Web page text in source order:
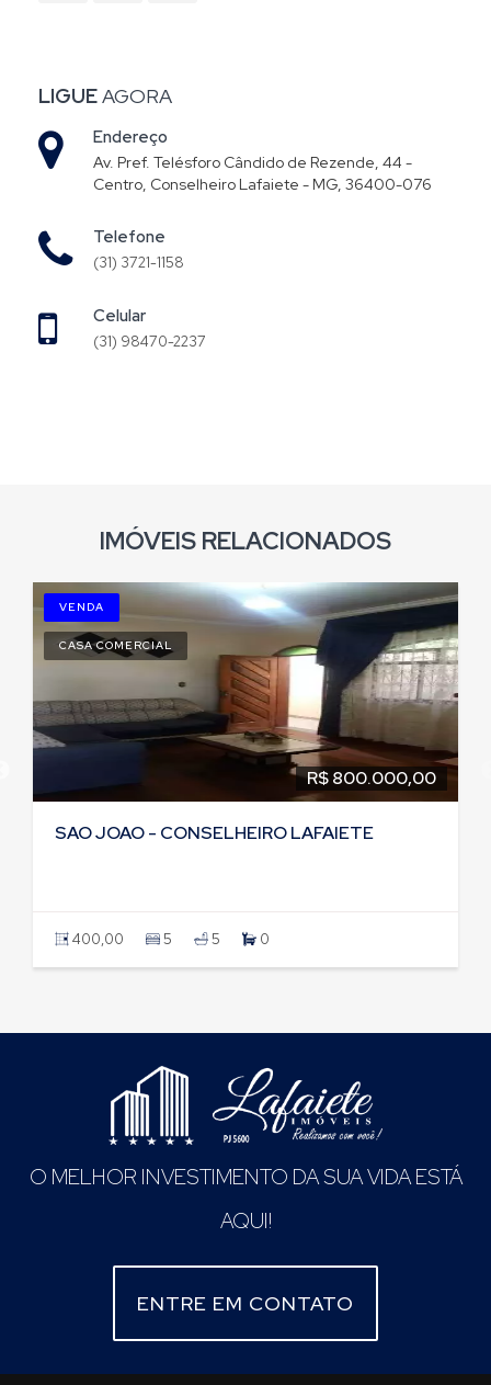
LIGUEAGORA
Endereço
Av. Pref. Telésforo Cândido de Rezende, 44 -
Centro, Conselheiro Lafaiete - MG, 36400-076
Telefone
(31) 3721-1158
Celular
(31) 98470-2237
IMÓVEIS RELACIONADOS
VENDA
CASA COMERCIAL
R$ 1.000.000,00
CACHOEIRA - CONSELHEIRO LAFAIETE
1200,00 0 0 0
O MELHOR INVESTIMENTO DA SUA VIDA ESTÁ
AQUI!
ENTRE EM CONTATO